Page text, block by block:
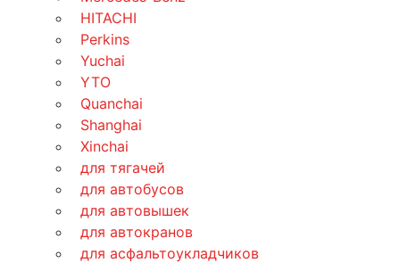
HITACHI
Perkins
Yuchai
YTO
Quanchai
Shanghai
Xinchai
для тягачей
для автобусов
для автовышек
для автокранов
для асфальтоукладчиков